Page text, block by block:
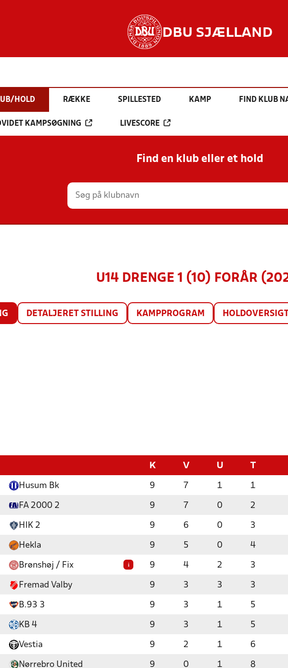
DBU SJÆLLAND
HOLD RÆKKE SPILLESTED KAMP FIND KLUB
KAMPSØGNING LIVESCORE
Find en klub eller et hold
U14 DRENGE 1 (10) FORÅR
DETALJERET STILLING KAMPPROGRAM
K V U T
Husum Bk 9 7 1 1
FA 2000 2 9 7 0 2
HIK 2 9 6 0 3
Hekla 9 5 0 4
Brønshøj / Fix i 9 4 2 3
Fremad Valby 9 3 3 3
B.93 3 9 3 1 5
KB 4 9 3 1 5
Vestia 9 2 1 6
Nørrebro United 9 0 1 8